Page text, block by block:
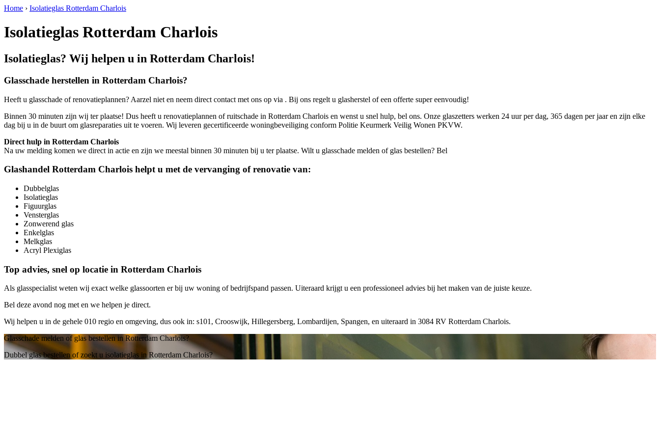
Home › Isolatieglas Rotterdam Charlois
Isolatieglas Rotterdam Charlois
Isolatieglas? Wij helpen u in Rotterdam Charlois!
Glasschade herstellen in Rotterdam Charlois?
Heeft u glasschade of renovatieplannen? Aarzel niet en neem direct contact met ons op via . Bij ons regelt u glasherstel of een offerte super eenvoudig!
Binnen 30 minuten zijn wij ter plaatse! Dus heeft u renovatieplannen of ruitschade in Rotterdam Charlois en wenst u snel hulp, bel ons. Onze glaszetters werken 24 uur per dag, 365 dagen per jaar en zijn elke
dag bij u in de buurt om glasreparaties uit te voeren. Wij leveren gecertificeerde woningbeveiliging conform Politie Keurmerk Veilig Wonen PKVW.
Direct hulp in Rotterdam Charlois
Na uw melding komen we direct in actie en zijn we meestal binnen 30 minuten bij u ter plaatse. Wilt u glasschade melden of glas bestellen? Bel
Glashandel Rotterdam Charlois helpt u met de vervanging of renovatie van:
Dubbelglas
Isolatieglas
Figuurglas
Vensterglas
Zonwerend glas
Enkelglas
Melkglas
Acryl Plexiglas
Top advies, snel op locatie in Rotterdam Charlois
Als glasspecialist weten wij exact welke glassoorten er bij uw woning of bedrijfspand passen. Uiteraard krijgt u een professioneel advies bij het maken van de juiste keuze.
Bel deze avond nog met en we helpen je direct.
Wij helpen u in de gehele 010 regio en omgeving, dus ook in: s101, Crooswijk, Hillegersberg, Lombardijen, Spangen, en uiteraard in 3084 RV Rotterdam Charlois.
Glasschade melden of glas bestellen in Rotterdam Charlois?
Dubbel glas bestellen of zoekt u isolatieglas in Rotterdam Charlois?